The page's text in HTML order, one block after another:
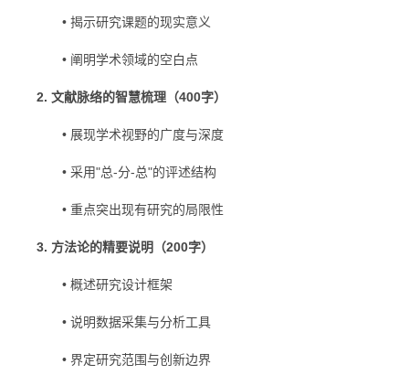
• 揭示研究课题的现实意义
• 阐明学术领域的空白点
2. 文献脉络的智慧梳理（400字）
• 展现学术视野的广度与深度
• 采用"总-分-总"的评述结构
• 重点突出现有研究的局限性
3. 方法论的精要说明（200字）
• 概述研究设计框架
• 说明数据采集与分析工具
• 界定研究范围与创新边界